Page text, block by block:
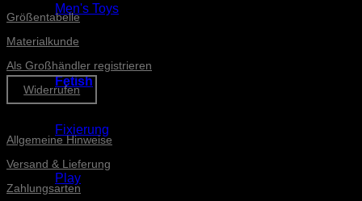
Men's Toys
Fetish
Fixierung
Play
Größentabelle
Materialkunde
Als Großhändler registrieren
Widerrufen
Allgemeine Hinweise
Versand & Lieferung
Zahlungsarten